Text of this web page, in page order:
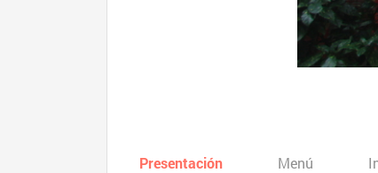
Presentación Menú